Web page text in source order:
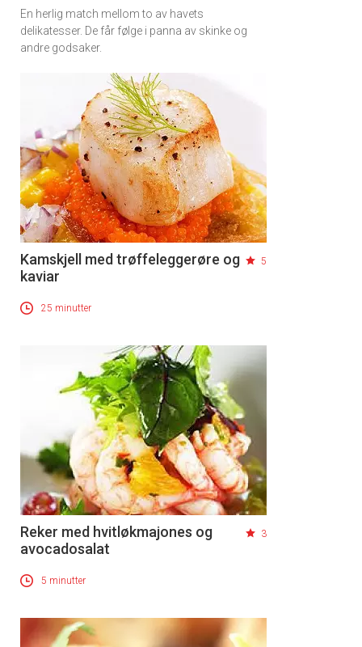
En herlig match mellom to av havets
delikatesser. De får følge i panna av skinke og
andre godsaker.
Kamskjell med trøffeleggerøre og
kaviar
5
25 minutter
Reker med hvitløkmajones og
avocadosalat
3
5 minutter